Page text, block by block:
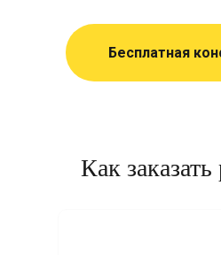
Бесплатная
Как